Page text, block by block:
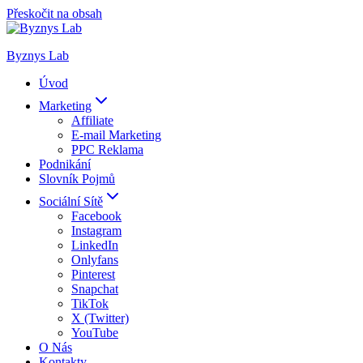
Přeskočit na obsah
Byznys Lab
Úvod
Marketing
Affiliate
E-mail Marketing
PPC Reklama
Podnikání
Slovník Pojmů
Sociální Sítě
Facebook
Instagram
LinkedIn
Onlyfans
Pinterest
Snapchat
TikTok
X (Twitter)
YouTube
O Nás